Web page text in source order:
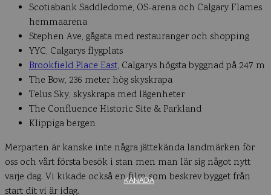
KANADA
Scotiabank Saddledome, OS-arena och Calgary Flames
hemmaarena
Stephen Ave, gågata med restauranger och shopping
YYC, Calgarys flygplats
Brookfield Place East, Calgarys högsta byggnad på 247 m
The Bow, 236 meter hög skyskrapa
Telus Sky, skyskrapa med lägenheter
The Confluence Historic Site & Parkland
Klippiga bergen
Merparten är kanske inte några jättekända landmärken för
oss och vårt första besök i stan men man lär sig något nytt
varje dag. Vi kikade också en film som beskrev bygget från
start dit vi är idag.